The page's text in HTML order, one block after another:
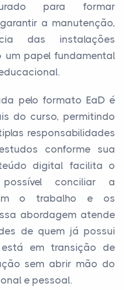
para formar
a manutenção,
das instalações
um papel fundamental
pelo formato EaD é
do curso, permitindo
responsabilidades
conforme sua
digital facilita o
possível conciliar a
o trabalho e os
abordagem atende
de quem já possui
está em transição de
sem abrir mão do
e pessoal.